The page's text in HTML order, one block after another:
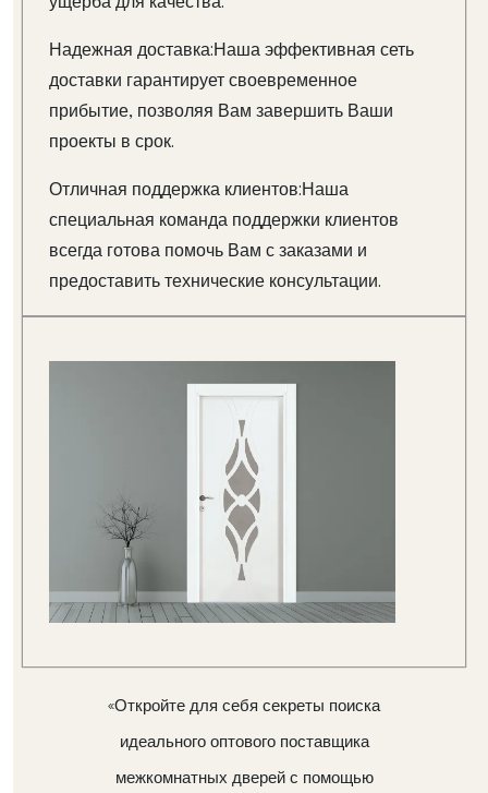
Надежная доставка:Наша эффективная сеть
доставки гарантирует своевременное
прибытие, позволяя Вам завершить Ваши
проекты в срок.
Отличная поддержка клиентов:Наша
специальная команда поддержки клиентов
всегда готова помочь Вам с заказами и
предоставить технические консультации.
«Откройте для себя секреты поиска
идеального оптового поставщика
межкомнатных дверей с помощью